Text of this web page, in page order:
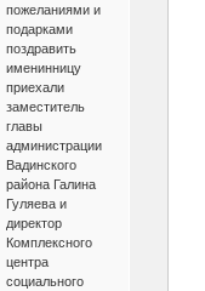
пожеланиями и
подарками
поздравить
именинницу
приехали
заместитель
главы
администрации
Вадинского
района Галина
Гуляева и
директор
Комплексного
центра
социального